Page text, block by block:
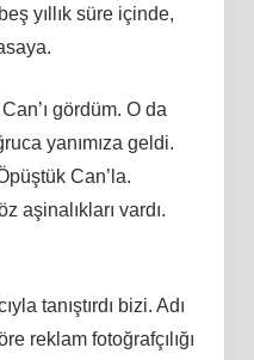
yıllık süre içinde,
gördüm. O da
yanımıza geldi.
Can’la.
aşinalıkları vardı.
tanıştırdı bizi. Adı
reklam fotoğrafçılığı